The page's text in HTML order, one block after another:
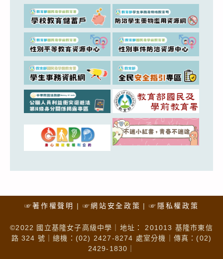
☞著作權聲明 ☞網站安全政策 ☞隱私權政策
©2022 國立基隆女子高級中學｜地址： 201013 基隆市東信
路 324 號｜總機：(02) 2427-8274 處室分機｜傳真：(02)
2429-1830｜